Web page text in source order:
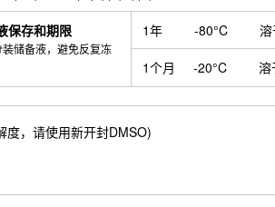
保存和期限
储备液，避免反复冻
1年 -80°C
1个月 -20°C 溶
，请使用新开封DMSO)